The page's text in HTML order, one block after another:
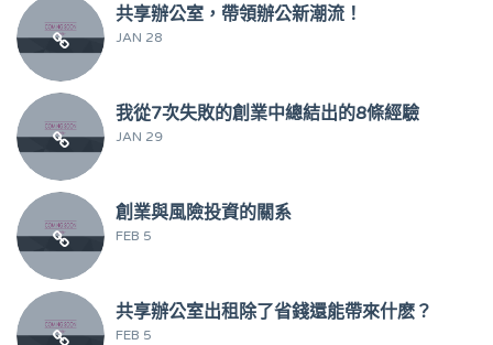
共享辦公室，帶領辦公新潮流！
JAN 28
我從7次失敗的創業中總結出的8條經驗
JAN 29
創業與風險投資的關系
FEB 5
共享辦公室出租除了省錢還能帶來什麽？
FEB 5